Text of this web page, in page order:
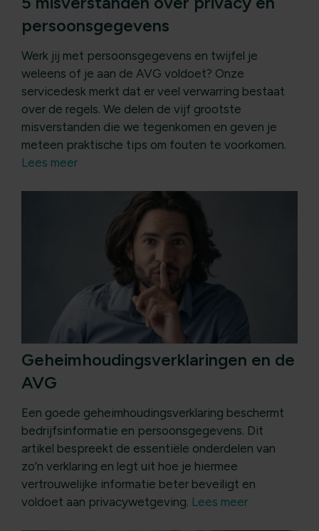
persoonsgegevens
Werk jij met persoonsgegevens en twijfel je
weleens of je aan de AVG voldoet? Onze
servicedesk merkt dat er veel verwarring bestaat
over de regels. We delen de vijf grootste
misverstanden die we tegenkomen en geven je
meteen praktische tips om fouten te voorkomen.
Lees meer
Geheimhoudingsverklaringen en de
AVG
Een goede geheimhoudingsverklaring beschermt
bedrijfsinformatie en persoonsgegevens. Dit
artikel bespreekt de essentiële onderdelen van
zo’n verklaring en legt uit hoe je hiermee
vertrouwelijke informatie beter beveiligt en
voldoet aan privacywetgeving. Lees meer